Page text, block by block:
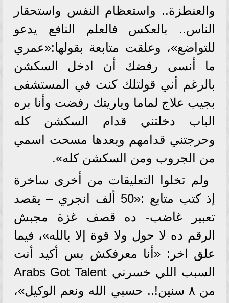
والعنطزة.. واستعظام النفس واستحقار
الناس.. بالعكس فالعلم النافع يدعو
للتواضع»، وعلقت متابعة بقولها:«عمري
ما أنسى رفضك أن ادخل السكشن
بالرغم أني قولتلك كنت في المستشفى
بجيب علاج لماما وياريتك رفضت وأنا بره
الباب دخلتني قدام السكشن كله
وحرجتني قدامهم وبعدها مسحت اسمي
من الجروب ومن السكشن كله».
ولم تخلوا التعليقات من أخرى ساخرة
إذ كتب متابع :«50 ألف انجري – يقصد
تعبير غاضب- ده قصف غزة مجبش
الرقم ده لا حول ولا قوة إلا بالله»، فيما
علق اخر: «أنا معرفكش بس أكيد أنت
السبب اللي خسرني Arabs Got Talent
من ٨ سنين!.. حسبي الله ونعم الوكيل»،